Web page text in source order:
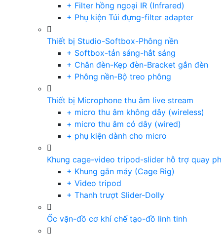
+ Filter hồng ngoại IR (Infrared)
+ Phụ kiện Túi đựng-filter adapter
Thiết bị Studio-Softbox-Phông nền
+ Softbox-tản sáng-hắt sáng
+ Chân đèn-Kẹp đèn-Bracket gắn đèn
+ Phông nền-Bộ treo phông
Thiết bị Microphone thu âm live stream
+ micro thu âm không dây (wireless)
+ micro thu âm có dây (wired)
+ phụ kiện dành cho micro
Khung cage-video tripod-slider hỗ trợ quay
+ Khung gắn máy (Cage Rig)
+ Video tripod
+ Thanh trượt Slider-Dolly
Ốc vặn-đồ cơ khí chế tạo-đồ linh tinh